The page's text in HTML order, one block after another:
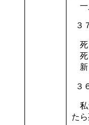
一
３
死
死
新
３
私
た